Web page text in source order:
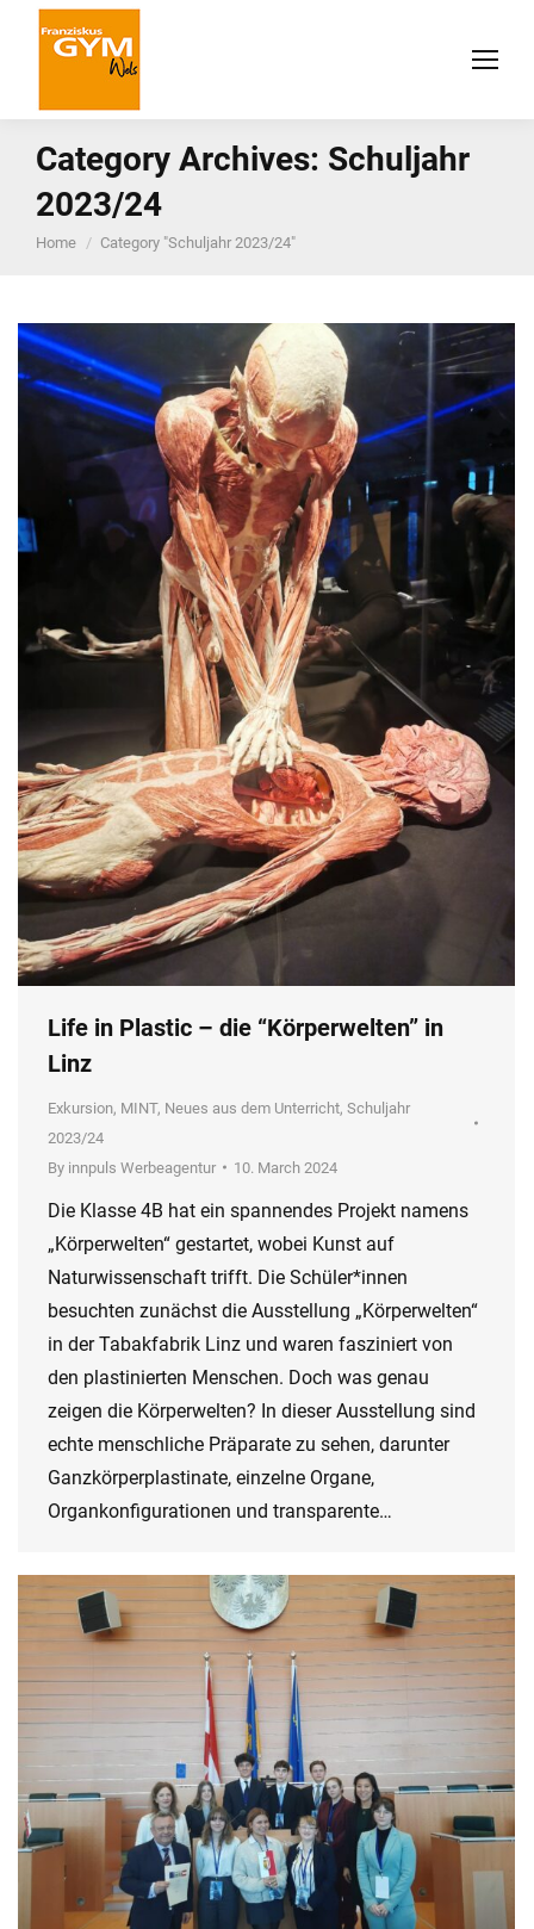
Category Archives: Schuljahr
2023/24
You are here:
Home Category "Schuljahr 2023/24"
Life in Plastic – die “Körperwelten” in
Linz
Exkursion, MINT, Neues aus dem Unterricht, Schuljahr
2023/24
By innpuls Werbeagentur 10. March 2024
Die Klasse 4B hat ein spannendes Projekt namens
„Körperwelten“ gestartet, wobei Kunst auf
Naturwissenschaft trifft. Die Schüler*innen
besuchten zunächst die Ausstellung „Körperwelten“
in der Tabakfabrik Linz und waren fasziniert von
den plastinierten Menschen. Doch was genau
zeigen die Körperwelten? In dieser Ausstellung sind
echte menschliche Präparate zu sehen, darunter
Ganzkörperplastinate, einzelne Organe,
Organkonfigurationen und transparente…